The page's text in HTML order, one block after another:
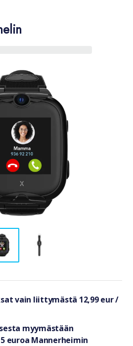
vain liittymästä 12,99 eur /
myymästään
euroa Mannerheimin